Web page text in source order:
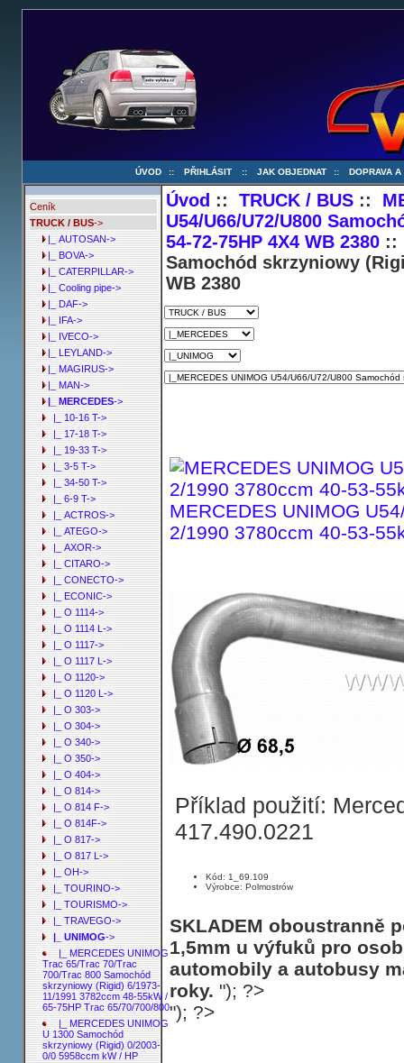
ÚVOD :: PŘIHLÁSIT :: JAK OBJEDNAT :: DOPRAVA A
Ceník
TRUCK / BUS->
|_ AUTOSAN->
|_ BOVA->
|_ CATERPILLAR->
|_ Cooling pipe->
|_ DAF->
|_ IFA->
|_ IVECO->
|_ LEYLAND->
|_ MAGIRUS->
|_ MAN->
|_ MERCEDES->
|_ 10-16 T->
|_ 17-18 T->
|_ 19-33 T->
|_ 3-5 T->
|_ 34-50 T->
|_ 6-9 T->
|_ ACTROS->
|_ ATEGO->
|_ AXOR->
|_ CITARO->
|_ CONECTO->
|_ ECONIC->
|_ O 1114->
|_ O 1114 L->
|_ O 1117->
|_ O 1117 L->
|_ O 1120->
|_ O 1120 L->
|_ O 303->
|_ O 304->
|_ O 340->
|_ O 350->
|_ O 404->
|_ O 814->
|_ O 814 F->
|_ O 814F->
|_ O 817->
|_ O 817 L->
|_ OH->
|_ TOURINO->
|_ TOURISMO->
|_ TRAVEGO->
|_ UNIMOG->
|_ MERCEDES UNIMOG
Trac 65/Trac 70/Trac
700/Trac 800 Samochód
skrzyniowy (Rigid) 6/1973-
11/1991 3782ccm 48-55kW /
65-75HP Trac 65/70/700/800
|_ MERCEDES UNIMOG
U 1300 Samochód
skrzyniowy (Rigid) 0/2003-
0/0 5958ccm kW / HP
Úvod ::TRUCK / BUS ::
U54/U66/U72/U800
54-72-75HP 4X4 WB 2380 ::
Samochód skrzyniowy
WB 2380
MERCEDES UNIMOG
2/1990 3780ccm 40-53-
U54/U66/U72/U800 Samochód
Příklad použití:
417.490.0221
Kód: 1_69.109
Výrobce: Polmostrów
SKLADEM oboustranně
1,5mm u výfuků pro
automobily a autobusy
roky. "); ?>
"); ?>